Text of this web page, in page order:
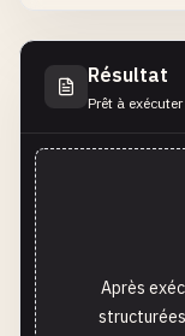
Résultat
Prêt à exécuter
Après